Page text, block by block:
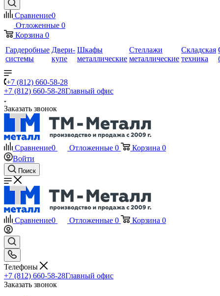
Сравнение0
Отложенные 0
Корзина 0
Гардеробные
системы
Двери-
купе
Шкафы
металлические
Стеллажи
металлические
Складская
техника
+7 (812) 660-58-28
+7 (812) 660-58-28Главный офис
Заказать звонок
Сравнение0 Отложенные 0 Корзина 0
Войти
Поиск
Сравнение0 Отложенные 0 Корзина 0
Телефоны
+7 (812) 660-58-28Главный офис
Заказать звонок